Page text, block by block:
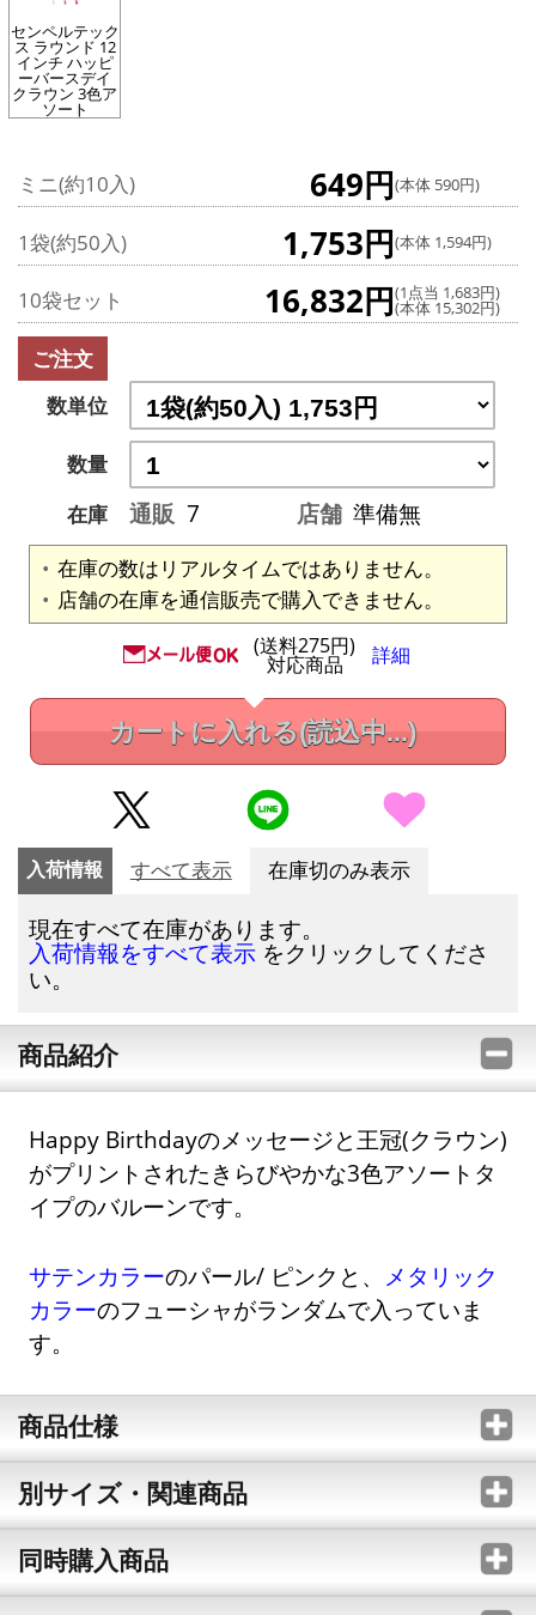
センペルテック
ス ラウンド 12
インチ ハッピ
ーバースデイ
クラウン 3色ア
ソート
ミニ(約10入) 649円(本体 590円)
1袋(約50入) 1,753円(本体 1,594円)
10袋セット 16,832円(1点当 1,683円)
(本体 15,302円)
ご注文
数単位
数量
在庫
通販 7 店舗 準備無
在庫の数はリアルタイムではありません。
店舗の在庫を通信販売で購入できません。
(送料275円)
対応商品 詳細
カートに入れる(読込中...)
入荷情報 すべて表示 在庫切のみ表示
現在すべて在庫があります。
入荷情報をすべて表示 をクリックしてくださ
い。
商品紹介
Happy Birthdayのメッセージと王冠(クラウン)
がプリントされたきらびやかな3色アソートタ
イプのバルーンです。
サテンカラーのパール/ ピンクと、
メタリック
カラーのフューシャがランダムで入っていま
す。
商品仕様
別サイズ・関連商品
同時購入商品